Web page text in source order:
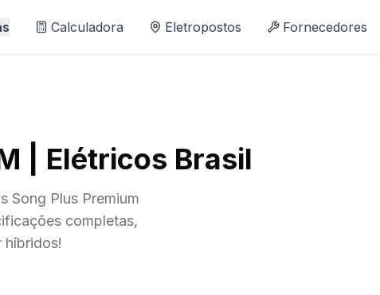
Calculadora Eletropostos Fornecedores
| Elétricos Brasil
Song Plus Premium
completas,
híbridos!